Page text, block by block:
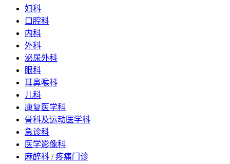
妇科
口腔科
内科
外科
泌尿外科
眼科
耳鼻喉科
儿科
康复医学科
骨科及运动医学科
急诊科
医学影像科
麻醉科 / 疼痛门诊